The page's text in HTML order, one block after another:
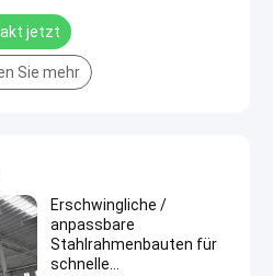
jetzt
Sie mehr
Erschwingliche /
anpassbare
Stahlrahmenbauten für
schnelle